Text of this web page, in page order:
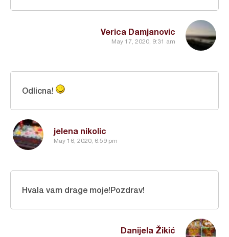
Verica Damjanovic
May 17, 2020, 9:31 am
jelena nikolic
May 16, 2020, 6:59 pm
Odlicna!
Danijela Žikić
Hvala vam drage moje!Pozdrav!